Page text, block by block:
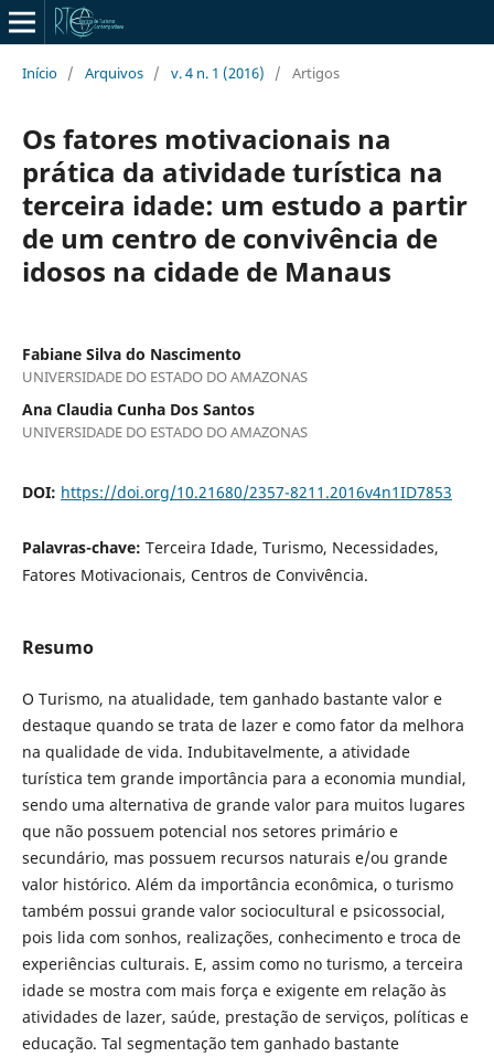
Início / Arquivos / v. 4 n. 1 (2016) / Artigos
Os fatores motivacionais na
prática da atividade turística na
terceira idade: um estudo a partir
de um centro de convivência de
idosos na cidade de Manaus
Fabiane Silva do Nascimento
UNIVERSIDADE DO ESTADO DO AMAZONAS
Ana Claudia Cunha Dos Santos
UNIVERSIDADE DO ESTADO DO AMAZONAS
DOI: https://doi.org/10.21680/2357-8211.2016v4n1ID7853
Palavras-chave: Terceira Idade, Turismo, Necessidades,
Fatores Motivacionais, Centros de Convivência.
Resumo
O Turismo, na atualidade, tem ganhado bastante valor e
destaque quando se trata de lazer e como fator da melhora
na qualidade de vida. Indubitavelmente, a atividade
turística tem grande importância para a economia mundial,
sendo uma alternativa de grande valor para muitos lugares
que não possuem potencial nos setores primário e
secundário, mas possuem recursos naturais e/ou grande
valor histórico. Além da importância econômica, o turismo
também possui grande valor sociocultural e psicossocial,
pois lida com sonhos, realizações, conhecimento e troca de
experiências culturais. E, assim como no turismo, a terceira
idade se mostra com mais força e exigente em relação às
atividades de lazer, saúde, prestação de serviços, políticas e
educação. Tal segmentação tem ganhado bastante